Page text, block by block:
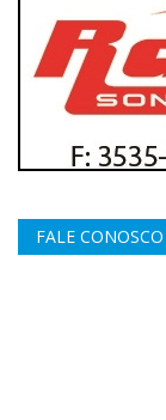
FALE CONOSCO